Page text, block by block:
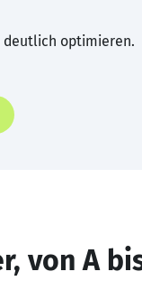
deutlich optimieren.
von A